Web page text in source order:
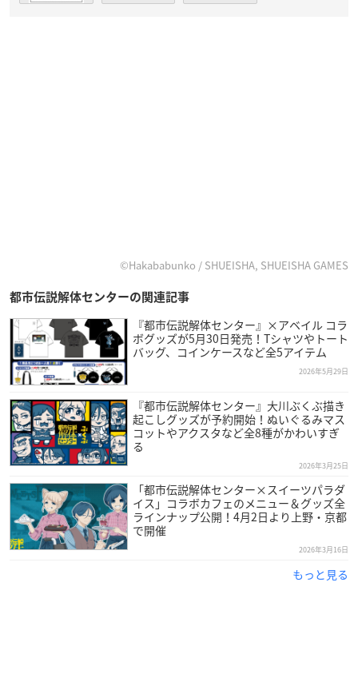
©Hakababunko / SHUEISHA, SHUEISHA GAMES
都市伝説解体センターの関連記事
『都市伝説解体センター』×アベイル コラ
ボグッズが5月30日発売！Tシャツやトート
バッグ、コインケースなど全5アイテム
2026年5月29日
『都市伝説解体センター』大川ぶくぶ描き
起こしグッズが予約開始！ぬいぐるみマス
コットやアクスタなど全8種がかわいすぎ
る
2026年3月25日
「都市伝説解体センター×スイーツパラダ
イス」コラボカフェのメニュー＆グッズ全
ラインナップ公開！4月2日より上野・京都
で開催
2026年3月16日
もっと見る